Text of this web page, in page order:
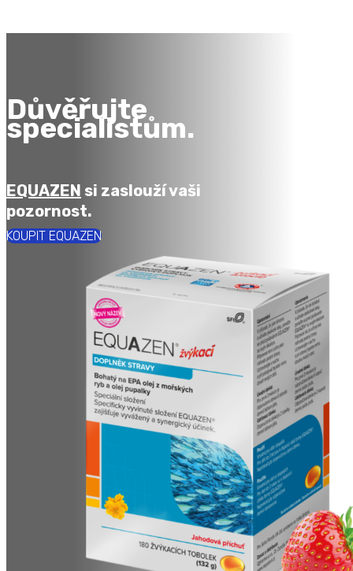
Důvěřujte
specialistům.
EQUAZEN si zaslouží vaši
pozornost.
KOUPIT EQUAZEN